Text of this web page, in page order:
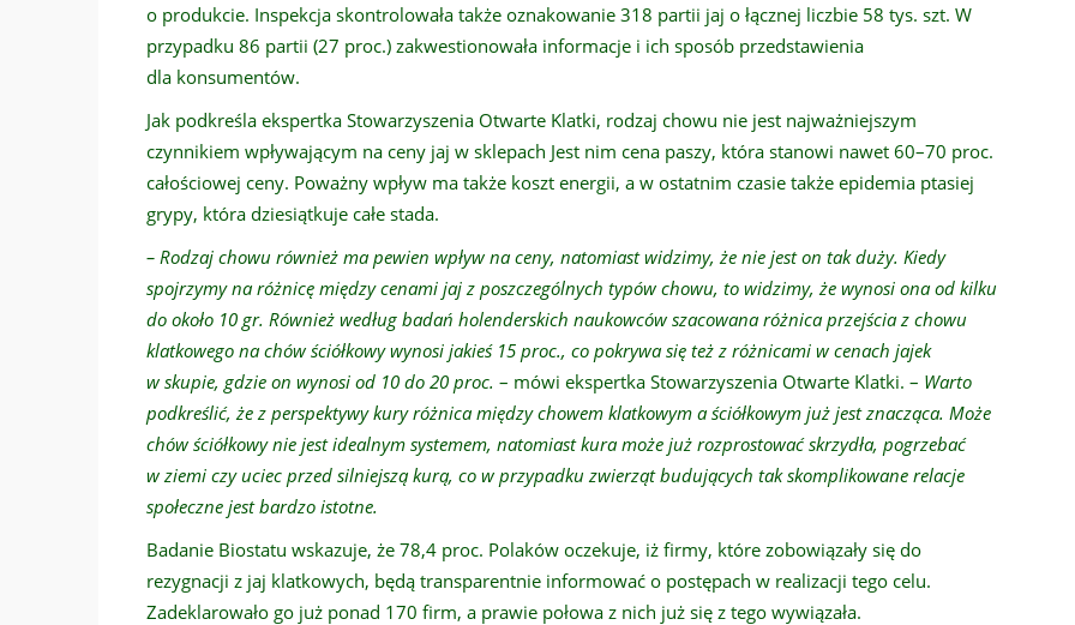
o produkcie. Inspekcja skontrolowała także oznakowanie 318 partii jaj o łącznej liczbie 58 tys. szt. W
przypadku 86 partii (27 proc.) zakwestionowała informacje i ich sposób przedstawienia
dla konsumentów.
Jak podkreśla ekspertka Stowarzyszenia Otwarte Klatki, rodzaj chowu nie jest najważniejszym
czynnikiem wpływającym na ceny jaj w sklepach Jest nim cena paszy, która stanowi nawet 60–70 proc.
całościowej ceny. Poważny wpływ ma także koszt energii, a w ostatnim czasie także epidemia ptasiej
grypy, która dziesiątkuje całe stada.
– Rodzaj chowu również ma pewien wpływ na ceny, natomiast widzimy, że nie jest on tak duży. Kiedy
spojrzymy na różnicę między cenami jaj z poszczególnych typów chowu, to widzimy, że wynosi ona od kilku
do około 10 gr. Również według badań holenderskich naukowców szacowana różnica przejścia z chowu
klatkowego na chów ściółkowy wynosi jakieś 15 proc., co pokrywa się też z różnicami w cenach jajek
w skupie, gdzie on wynosi od 10 do 20 proc. – mówi ekspertka Stowarzyszenia Otwarte Klatki. – Warto
podkreślić, że z perspektywy kury różnica między chowem klatkowym a ściółkowym już jest znacząca. Może
chów ściółkowy nie jest idealnym systemem, natomiast kura może już rozprostować skrzydła, pogrzebać
w ziemi czy uciec przed silniejszą kurą, co w przypadku zwierząt budujących tak skomplikowane relacje
społeczne jest bardzo istotne.
Badanie Biostatu wskazuje, że 78,4 proc. Polaków oczekuje, iż firmy, które zobowiązały się do
rezygnacji z jaj klatkowych, będą transparentnie informować o postępach w realizacji tego celu.
Zadeklarowało go już ponad 170 firm, a prawie połowa z nich już się z tego wywiązała.